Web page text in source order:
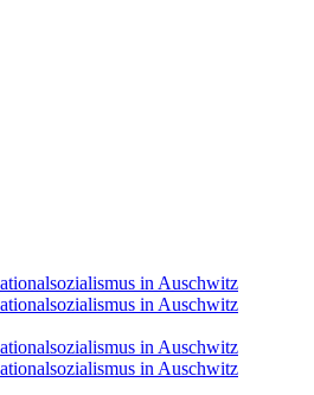
in Auschwitz
in Auschwitz
in Auschwitz
in Auschwitz